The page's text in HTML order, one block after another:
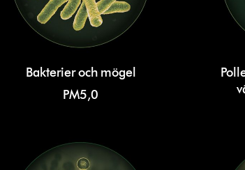
Bakterier och mögel
PM5,0